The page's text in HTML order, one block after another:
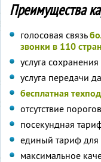
Преимущества
голосовая связь
звонки в 110
услуга
услуга передачи
бесплатная
отсутствие
посекундная
единый тариф
максимальное